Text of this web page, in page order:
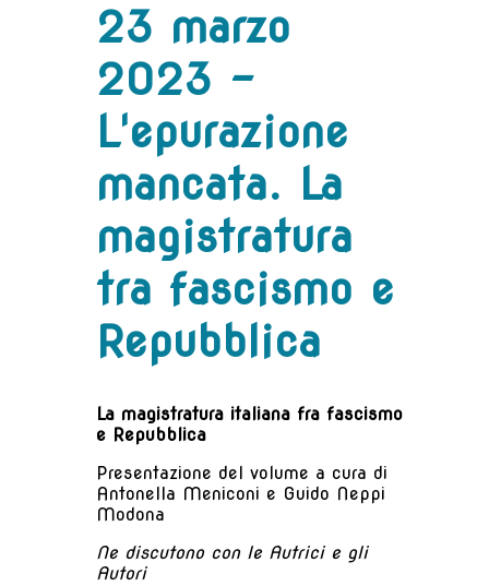
23 marzo
2023 -
L'epurazione
mancata. La
magistratura
tra fascismo e
Repubblica
La magistratura italiana fra fascismo
e Repubblica
Presentazione del volume a cura di
Antonella Meniconi e Guido Neppi
Modona
Ne discutono con le Autrici e gli
Autori